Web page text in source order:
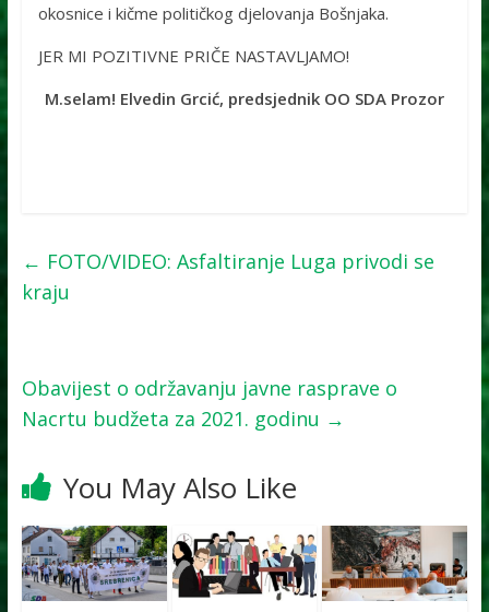
okosnice i kičme političkog djelovanja Bošnjaka.
JER MI POZITIVNE PRIČE NASTAVLJAMO!
M.selam! Elvedin Grcić, predsjednik OO SDA Prozor
← FOTO/VIDEO: Asfaltiranje Luga privodi se
kraju
Obavijest o održavanju javne rasprave o
Nacrtu budžeta za 2021. godinu →
You May Also Like